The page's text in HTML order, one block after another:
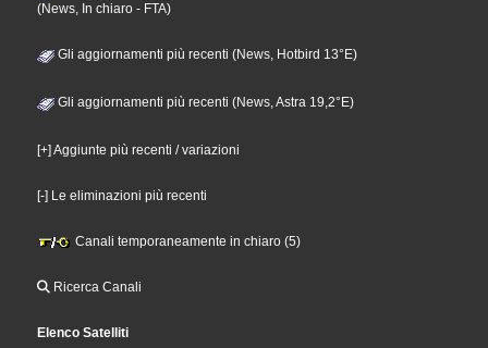
(News, In chiaro - FTA)
Gli aggiornamenti più recenti (News, Hotbird 13°E)
Gli aggiornamenti più recenti (News, Astra 19,2°E)
[+] Aggiunte più recenti / variazioni
[-] Le eliminazioni più recenti
Canali temporaneamente in chiaro (5)
Ricerca Canali
Elenco Satelliti